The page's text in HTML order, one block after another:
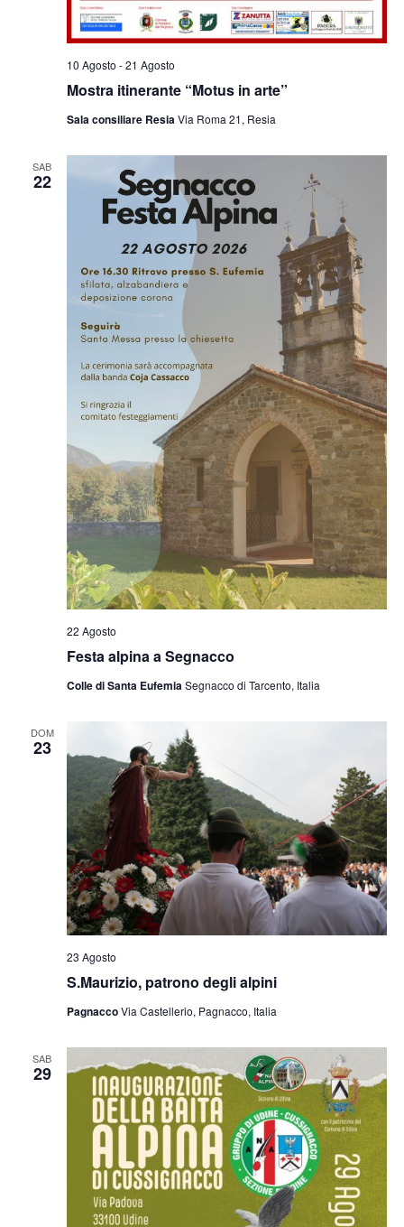
Mostra itinerante “Motus in arte”
10 Agosto -21 Agosto
Sala consiliare ResiaVia Roma 21, Resia
SAB
22
Festa alpina a Segnacco
22 Agosto
Colle di Santa EufemiaSegnacco di Tarcento, Italia
DOM
23
S.Maurizio, patrono degli alpini
23 Agosto
PagnaccoVia Castellerio, Pagnacco, Italia
SAB
29